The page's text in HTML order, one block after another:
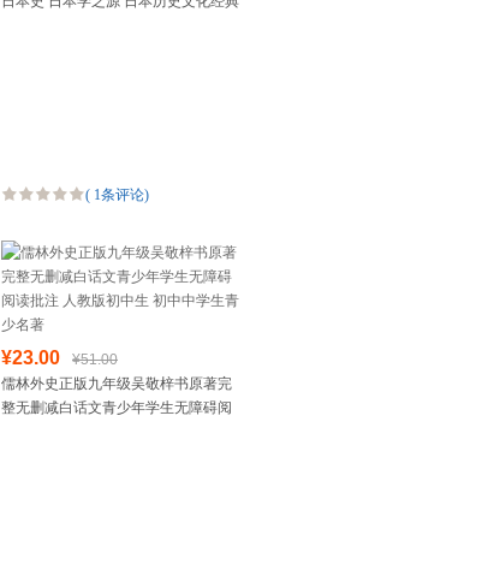
( 1条评论)
¥23.00
¥51.00
儒林外史正版九年级吴敬梓书原著完
整无删减白话文青少年学生无障碍阅